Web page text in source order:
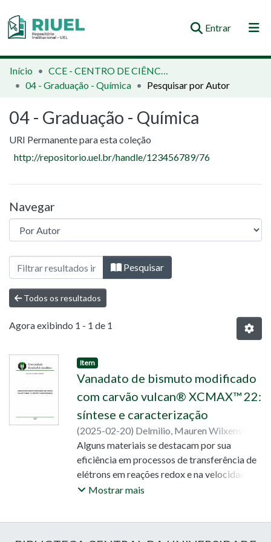
Entrar(current)
Orientações e Normas
Comunidades e Coleções
Busca no Repositório
Início
CCE - CENTRO DE CIÊNCIAS EXATAS
04 - Graduação - Química
Pesquisar por Autor
04 - Graduação - Química
URI Permanente para esta coleção
http://repositorio.uel.br/handle/123456789/76
Navegar
Navegando 04 - Graduação - Química
Pesquisar
Todos os resultados
Agora exibindo 1 - 1 de 1
Item
Vanadato de bismuto modificado
com carvão vulcan® XCMAX™ 22:
síntese e caracterização
(2025-02-20) Delmilio, Mauren Wilxenski
Dall’ Antonia, Luiz Henrique;Camargo, Luan
Pereira;Ferreira, Odair Pastor
Alguns materiais se destacam por sua
eficiência em processos de transferência de
elétrons em reações redox e na velocidade
da reação após serem excitados pela luz,
Mostrar mais